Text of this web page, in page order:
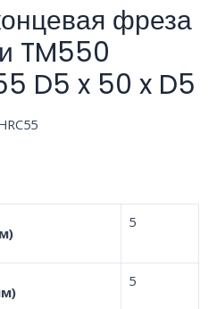
фреза
TM550
D5 x 50 x D5
5
5